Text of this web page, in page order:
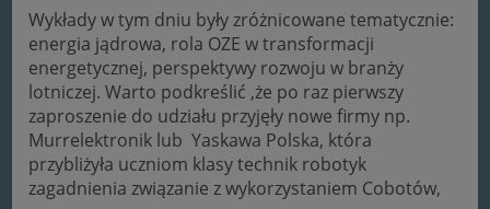
Wykłady w tym dniu były zróżnicowane tematycznie:
energia jądrowa, rola OZE w transformacji
energetycznej, perspektywy rozwoju w branży
lotniczej. Warto podkreślić ,że po raz pierwszy
zaproszenie do udziału przyjęły nowe firmy np.
Murrelektronik lub Yaskawa Polska, która
przybliżyła uczniom klasy technik robotyk
zagadnienia związanie z wykorzystaniem Cobotów,